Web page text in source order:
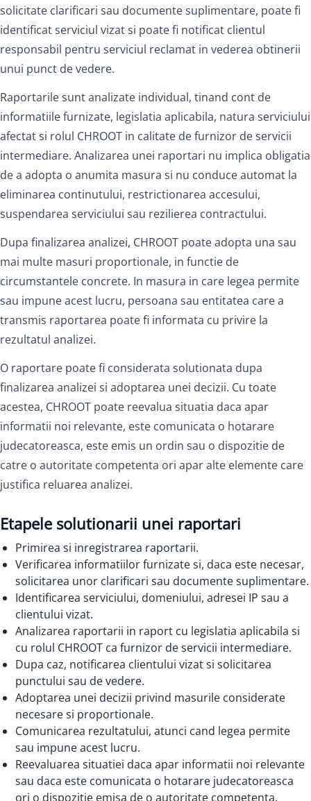
solicitate clarificari sau documente suplimentare, poate fi
identificat serviciul vizat si poate fi notificat clientul
responsabil pentru serviciul reclamat in vederea obtinerii
unui punct de vedere.
Raportarile sunt analizate individual, tinand cont de
informatiile furnizate, legislatia aplicabila, natura serviciului
afectat si rolul CHROOT in calitate de furnizor de servicii
intermediare. Analizarea unei raportari nu implica obligatia
de a adopta o anumita masura si nu conduce automat la
eliminarea continutului, restrictionarea accesului,
suspendarea serviciului sau rezilierea contractului.
Dupa finalizarea analizei, CHROOT poate adopta una sau
mai multe masuri proportionale, in functie de
circumstantele concrete. In masura in care legea permite
sau impune acest lucru, persoana sau entitatea care a
transmis raportarea poate fi informata cu privire la
rezultatul analizei.
O raportare poate fi considerata solutionata dupa
finalizarea analizei si adoptarea unei decizii. Cu toate
acestea, CHROOT poate reevalua situatia daca apar
informatii noi relevante, este comunicata o hotarare
judecatoreasca, este emis un ordin sau o dispozitie de
catre o autoritate competenta ori apar alte elemente care
justifica reluarea analizei.
Etapele solutionarii unei raportari
Primirea si inregistrarea raportarii.
Verificarea informatiilor furnizate si, daca este necesar,
solicitarea unor clarificari sau documente suplimentare.
Identificarea serviciului, domeniului, adresei IP sau a
clientului vizat.
Analizarea raportarii in raport cu legislatia aplicabila si
cu rolul CHROOT ca furnizor de servicii intermediare.
Dupa caz, notificarea clientului vizat si solicitarea
punctului sau de vedere.
Adoptarea unei decizii privind masurile considerate
necesare si proportionale.
Comunicarea rezultatului, atunci cand legea permite
sau impune acest lucru.
Reevaluarea situatiei daca apar informatii noi relevante
sau daca este comunicata o hotarare judecatoreasca
ori o dispozitie emisa de o autoritate competenta.